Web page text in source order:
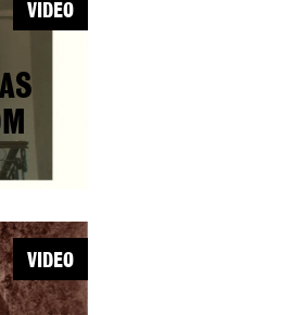
VIDEO
VIDEO